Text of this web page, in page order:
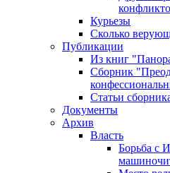
Курьезы
Сколько
Публикации
Из книг
Сборник
Статьи
Документы
Архив
Власть
Борьба с